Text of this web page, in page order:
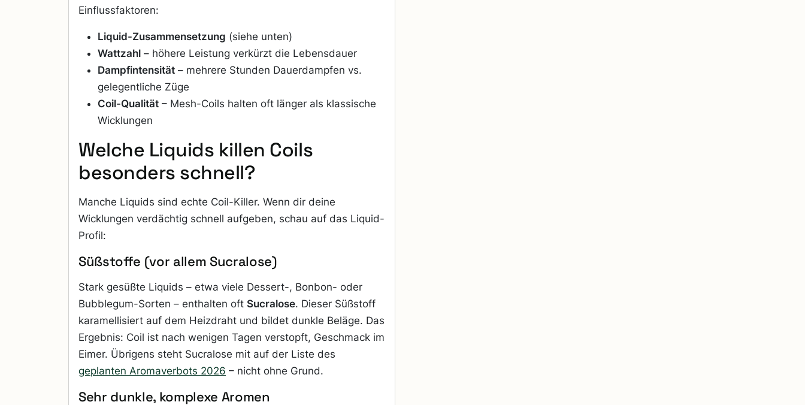
Einflussfaktoren:
Liquid-Zusammensetzung (siehe unten)
Wattzahl – höhere Leistung verkürzt die Lebensdauer
Dampfintensität – mehrere Stunden Dauerdampfen vs.
gelegentliche Züge
Coil-Qualität – Mesh-Coils halten oft länger als klassische
Wicklungen
Welche Liquids killen Coils
besonders schnell?
Manche Liquids sind echte Coil-Killer. Wenn dir deine
Wicklungen verdächtig schnell aufgeben, schau auf das Liquid-
Profil:
Süßstoffe (vor allem Sucralose)
Stark gesüßte Liquids – etwa viele Dessert-, Bonbon- oder
Bubblegum-Sorten – enthalten oft Sucralose. Dieser Süßstoff
karamellisiert auf dem Heizdraht und bildet dunkle Beläge. Das
Ergebnis: Coil ist nach wenigen Tagen verstopft, Geschmack im
Eimer. Übrigens steht Sucralose mit auf der Liste des
geplanten Aromaverbots 2026 – nicht ohne Grund.
Sehr dunkle, komplexe Aromen